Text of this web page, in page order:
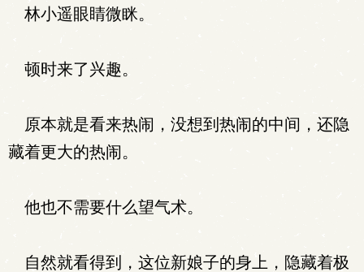
林小遥眼睛微眯。
顿时来了兴趣。
原本就是看来热闹，没想到热闹的中间，还隐
藏着更大的热闹。
他也不需要什么望气术。
自然就看得到，这位新娘子的身上，隐藏着极